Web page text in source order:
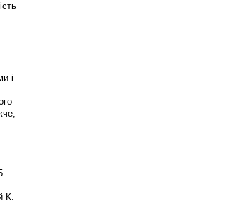
і
К.